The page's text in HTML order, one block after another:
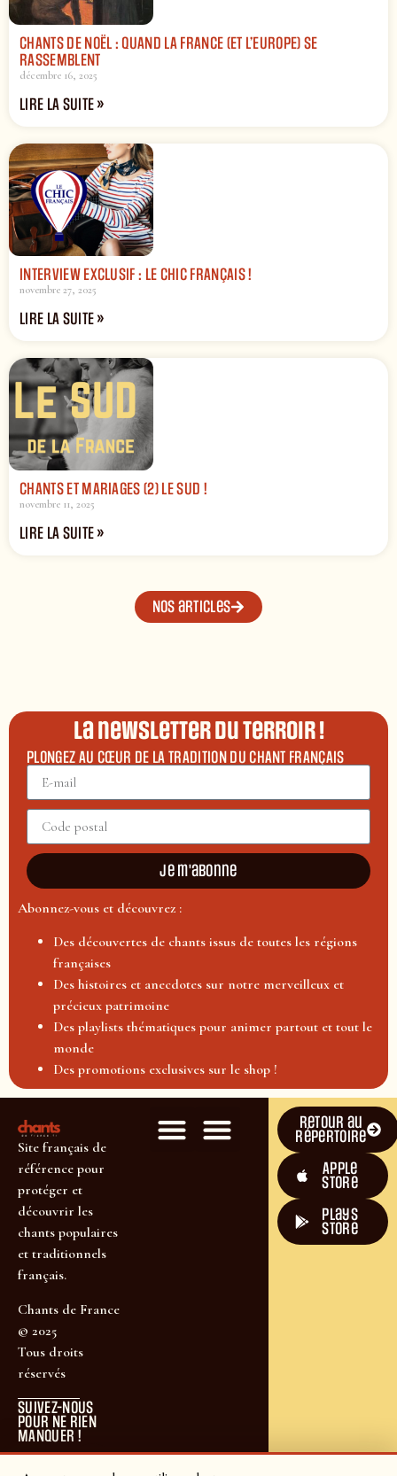
CHANTS DE NOËL : QUAND LA FRANCE (ET L’EUROPE) SE
RASSEMBLENT
décembre 16, 2025
LIRE LA SUITE »
INTERVIEW EXCLUSIF : LE CHIC FRANÇAIS !
novembre 27, 2025
LIRE LA SUITE »
CHANTS ET MARIAGES (2) LE SUD !
novembre 11, 2025
LIRE LA SUITE »
Nos articles
La newsletter du terroir !
PLONGEZ AU CŒUR DE LA TRADITION DU CHANT FRANÇAIS
Je m'abonne
Abonnez-vous et découvrez :
Des découvertes de chants issus de toutes les régions
françaises
Des histoires et anecdotes sur notre merveilleux et
précieux patrimoine
Des playlists thématiques pour animer partout et tout le
monde
Des promotions exclusives sur le shop !
Site français de
référence pour
protéger et
découvrir les
chants populaires
et traditionnels
français.
Chants de France
© 2025
Tous droits
réservés
SUIVEZ-NOUS
POUR NE RIEN
MANQUER !
Retour au
répertoire
Apple
Store
plays
store